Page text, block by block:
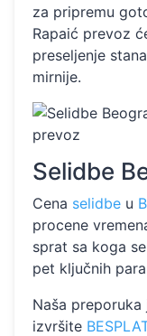
za pripremu
Rapaić prevoz
preseljenje
mirnije.
Selidbe
Cena selidbe u
procene
sprat sa koga
pet ključnih
Naša
izvršite